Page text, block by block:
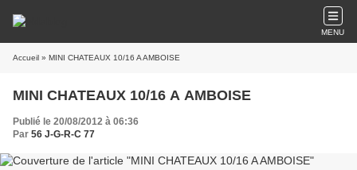
MENU
Accueil » MINI CHATEAUX 10/16 A AMBOISE
MINI CHATEAUX 10/16 A AMBOISE
Publié le 20/08/2012 à 06:36
Par 56 J-G-R-C 77